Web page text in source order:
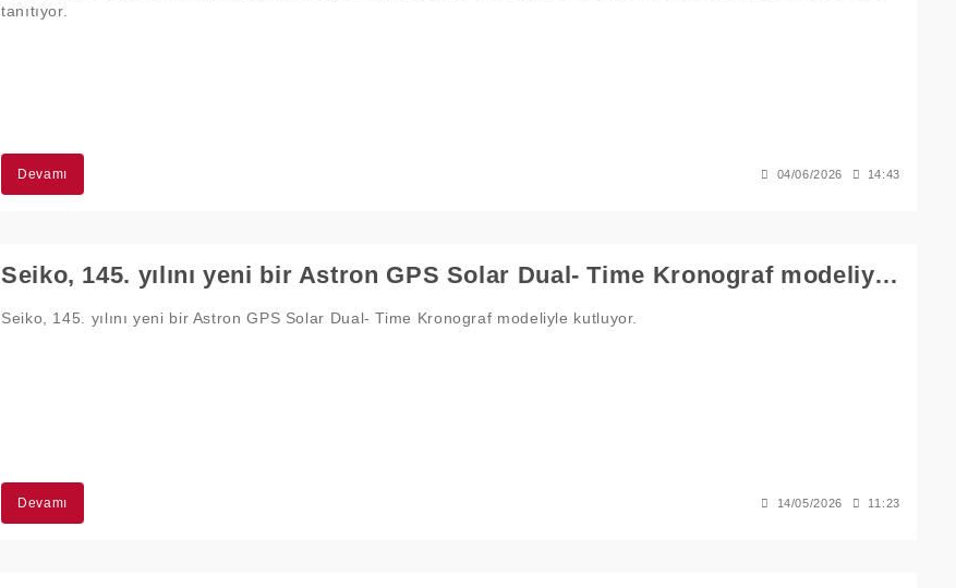
tanıtıyor.
Devamı 04/06/2026 14:43
Seiko, 145. yılını yeni bir Astron GPS Solar Dual- Time Kronograf modeliyle kutluyor.
Seiko, 145. yılını yeni bir Astron GPS Solar Dual- Time Kronograf modeliyle kutluyor.
Devamı 14/05/2026 11:23